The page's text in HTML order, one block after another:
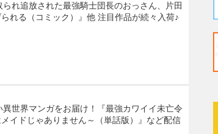
られ追放された最強騎士団長のおっさん、片田
れる（コミック）』他 注目作品が続々入荷♪
異世界マンガをお届け！『最強カワイイ未亡令
イドじゃありません～（単話版）』など配信